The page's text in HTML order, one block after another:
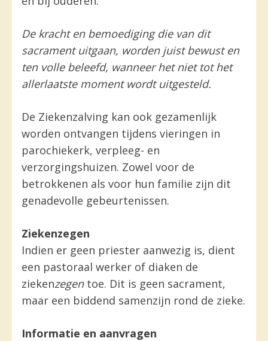
De kracht en bemoediging die van dit
sacrament uitgaan, worden juist bewust en
ten volle beleefd, wanneer het niet tot het
allerlaatste moment wordt uitgesteld.
De Ziekenzalving kan ook gezamenlijk
worden ontvangen tijdens vieringen in
parochiekerk, verpleeg- en
verzorgingshuizen. Zowel voor de
betrokkenen als voor hun familie zijn dit
genadevolle gebeurtenissen.
Ziekenzegen
Indien er geen priester aanwezig is, dient
een pastoraal werker of diaken de
ziekenzegentoe. Dit is geen sacrament,
maar een biddend samenzijn rond de zieke.
Informatie en aanvragen